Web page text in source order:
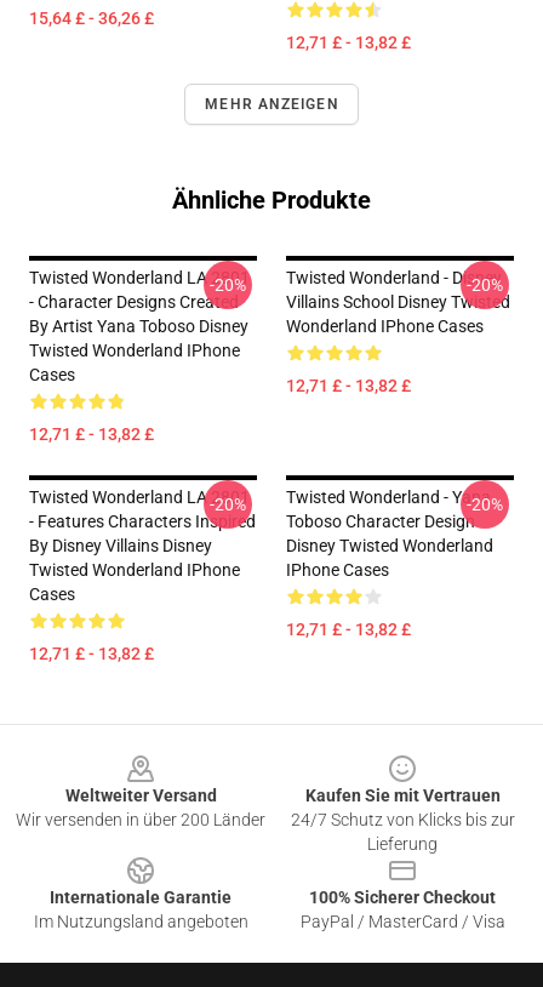
15,64 £ - 36,26 £
12,71 £ - 13,82 £
MEHR ANZEIGEN
Ähnliche Produkte
Twisted Wonderland LA 2801
- Character Designs Created
By Artist Yana Toboso Disney
Twisted Wonderland IPhone
Cases
12,71 £ - 13,82 £
-20%
Twisted Wonderland - Disney
Villains School Disney Twisted
Wonderland IPhone Cases
12,71 £ - 13,82 £
-20%
Twisted Wonderland LA 2801
- Features Characters Inspired
By Disney Villains Disney
Twisted Wonderland IPhone
Cases
12,71 £ - 13,82 £
-20%
Twisted Wonderland - Yana
Toboso Character Design
Disney Twisted Wonderland
IPhone Cases
12,71 £ - 13,82 £
-20%
Weltweiter Versand
Wir versenden in über 200 Länder
Kaufen Sie mit Vertrauen
24/7 Schutz von Klicks bis zur
Lieferung
Internationale Garantie
Im Nutzungsland angeboten
100% Sicherer Checkout
PayPal / MasterCard / Visa